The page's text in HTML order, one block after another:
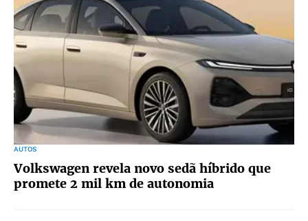
AUTOS
Volkswagen revela novo sedã híbrido que
promete 2 mil km de autonomia